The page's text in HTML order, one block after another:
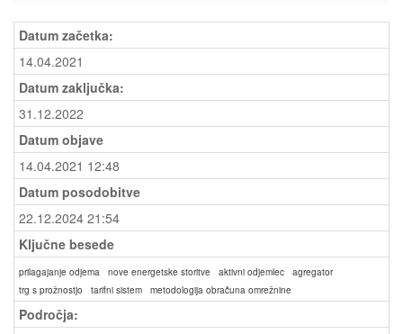
Datum začetka:
14.04.2021
Datum zaključka:
31.12.2022
Datum objave
14.04.2021 12:48
Datum posodobitve
22.12.2024 21:54
Ključne besede
prilagajanje odjema nove energetske storitve aktivni odjemlec
agregator
trg s prožnostjo
tarifni sistem metodologija obračuna omrežnine
Področja: